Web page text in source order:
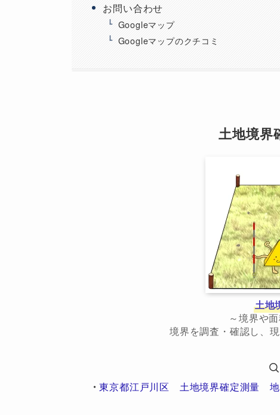
お問い合わせ
Googleマップ
Googleマップのクチコミ
土地境界
土地
～境界や
境界を調査・確認し、
・東京都江戸川区 土地境界確定測量 地